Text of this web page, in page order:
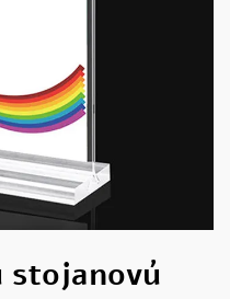
stojanovú